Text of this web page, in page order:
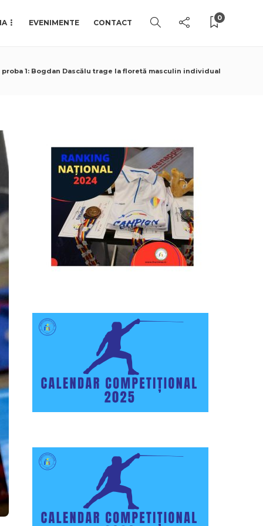
EVENIMENTE CONTACT
0
1: Bogdan Dascălu trage la floretă masculin individual